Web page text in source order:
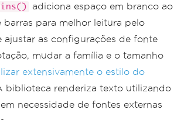
adiciona espaço em branco ao
para melhor leitura pelo
ajustar as configurações de fonte
mudar a família e o tamanho
extensivamente o estilo do
biblioteca renderiza texto utilizando
necessidade de fontes externas